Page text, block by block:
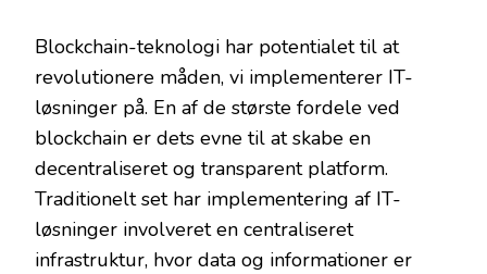
Blockchain-teknologi har potentialet til at
revolutionere måden, vi implementerer IT-
løsninger på. En af de største fordele ved
blockchain er dets evne til at skabe en
decentraliseret og transparent platform.
Traditionelt set har implementering af IT-
løsninger involveret en centraliseret
infrastruktur, hvor data og informationer er